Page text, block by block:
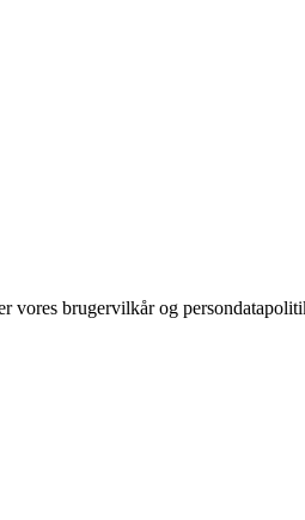
brugervilkår og